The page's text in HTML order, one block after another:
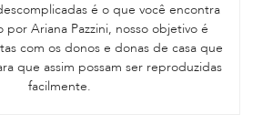
é o que você encontra
por Ariana Pazzini, nosso objetivo é
com os donos e donas de casa que
que assim possam ser reproduzidas
facilmente.